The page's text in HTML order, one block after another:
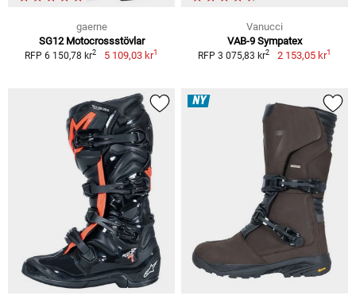
gaerne
SG12 Motocrossstövlar
RFP 6 150,78 kr2 5 109,03 kr1
Vanucci
VAB-9 Sympatex
RFP 3 075,83 kr2 2 153,05 kr1
NY